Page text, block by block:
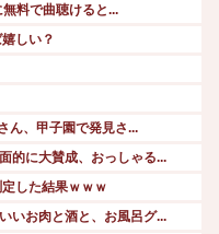
料で曲聴けると...
しい？
ん、甲子園で発見さ...
的に大賛成、おっしゃる...
した結果ｗｗｗ
いお肉と酒と、お風呂グ...